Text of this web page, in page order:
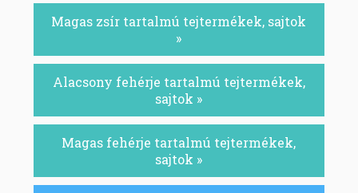
Magas zsír tartalmú tejtermékek, sajtok
»
Alacsony fehérje tartalmú tejtermékek,
sajtok »
Magas fehérje tartalmú tejtermékek,
sajtok »